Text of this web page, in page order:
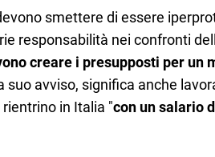
smettere di essere
responsabilità nei confronti
creare i presupposti per un
suo avviso, significa anche
rientrino in Italia "con un salario